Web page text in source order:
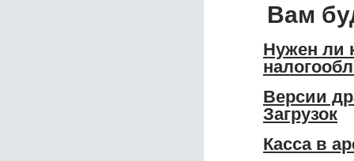
Вам
Нужен ли
Версии
Загрузок
Касса в